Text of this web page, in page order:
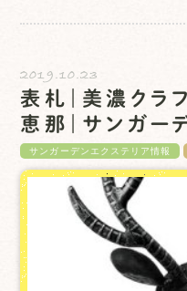
2019.10.23
表札｜美濃クラ
恵那｜サンガー
サンガーデンエクステリア情報